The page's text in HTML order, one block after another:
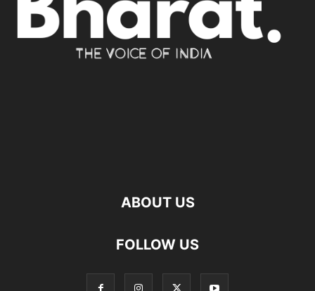
ABOUT US
FOLLOW US